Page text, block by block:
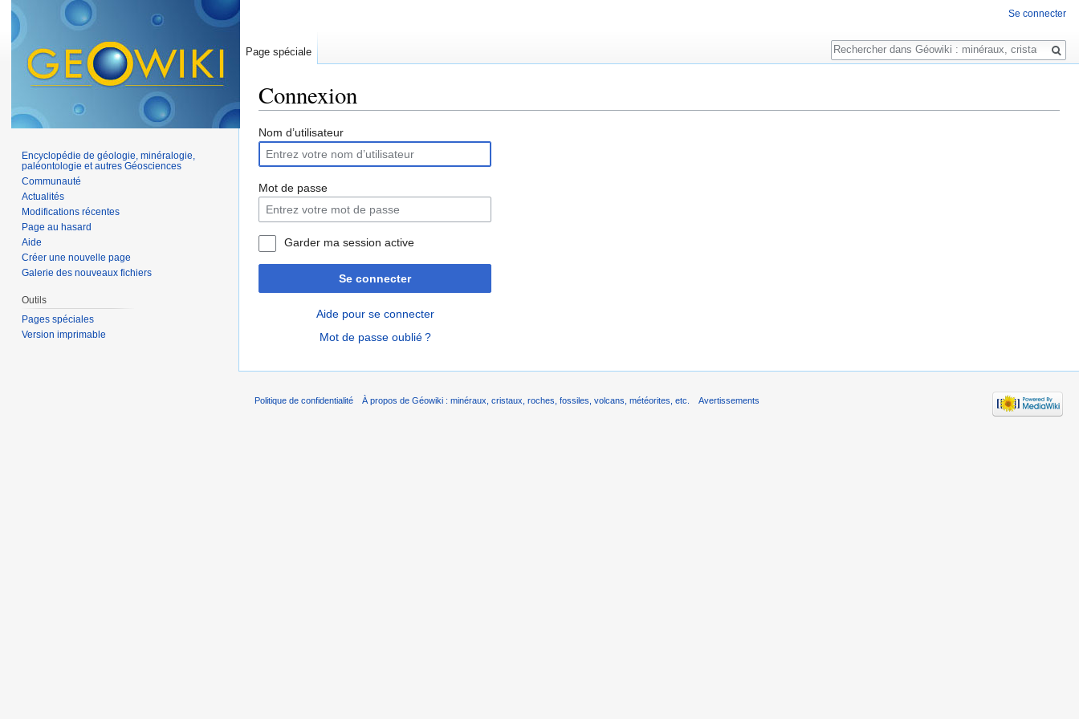
Connexion
Nom d’utilisateur
Mot de passe
Garder ma session active
Se connecter
Aide pour se connecter
Mot de passe oublié ?
Se connecter
Page spéciale
Rechercher
Encyclopédie de géologie, minéralogie,
paléontologie et autres Géosciences
Communauté
Actualités
Modifications récentes
Page au hasard
Aide
Créer une nouvelle page
Galerie des nouveaux fichiers
Outils
Pages spéciales
Version imprimable
Politique de confidentialité À propos de Géowiki : minéraux, cristaux, roches, fossiles, volcans, météorites, etc. Avertissements